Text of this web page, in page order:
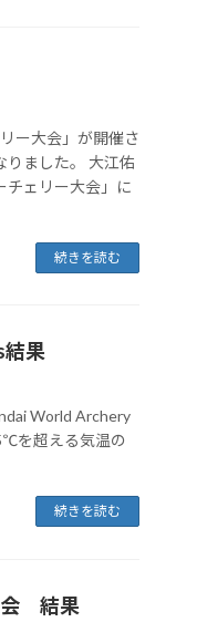
ー大会」が開催さ
りました。 大江佑
チェリー大会」に
続きを読む
果
World Archery
を超える気温の
続きを読む
会 結果